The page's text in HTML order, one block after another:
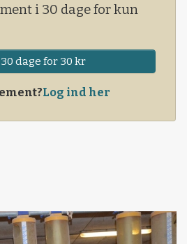
i 30 dage for kun
dage for 30 kr
Log ind her